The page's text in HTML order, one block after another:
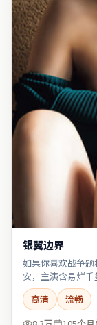
银翼边界
如果你喜欢战争
安，主演含易烊千
高清
流畅